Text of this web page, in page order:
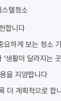
텔청소
합니다
요하게 보는 청소
‘생활이 달라지는
을 지양합니다
더 계획적으로 합